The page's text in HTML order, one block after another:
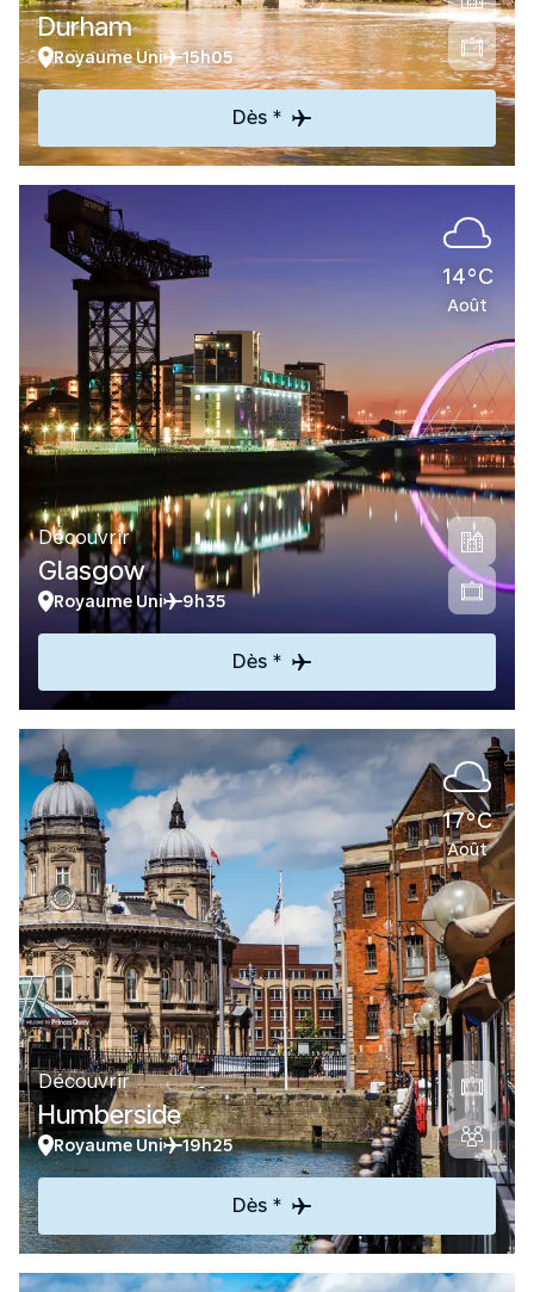
Durham
Royaume Uni 15h05
Dès *
14°C
Août
Découvrir
Glasgow
Royaume Uni 9h35
Dès *
17°C
Août
Découvrir
Humberside
Royaume Uni 19h25
Dès *